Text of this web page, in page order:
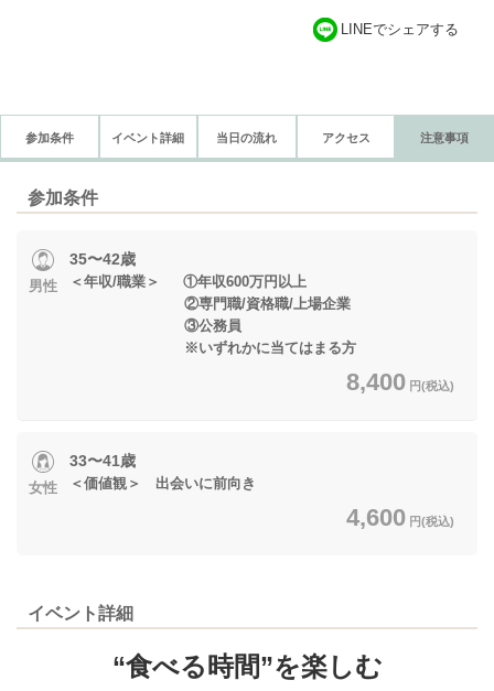
LINEでシェアする
参加条件 イベント詳細 当日の流れ アクセス 注意事項
参加条件
男性
35〜42歳
＜年収/職業＞ ①年収600万円以上
②専門職/資格職/上場企業
③公務員
※いずれかに当てはまる方
8,400 円(税込)
女性
33〜41歳
＜価値観＞ 出会いに前向き
4,600 円(税込)
イベント詳細
“食べる時間”を楽しむ